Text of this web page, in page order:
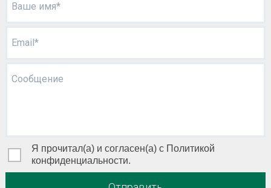
Ваше имя*
Email*
Сообщение
Я прочитал(а) и согласен(а) с Политикой
конфиденциальности.